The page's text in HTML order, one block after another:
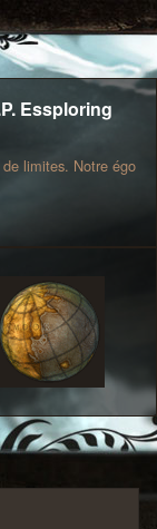
Essploring
limites. Notre égo